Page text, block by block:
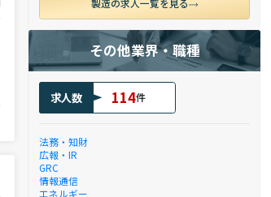
製造の求人一覧を見る
その他業界・職種
求人数 114件
法務・知財
広報・IR
GRC
情報通信
エネルギー